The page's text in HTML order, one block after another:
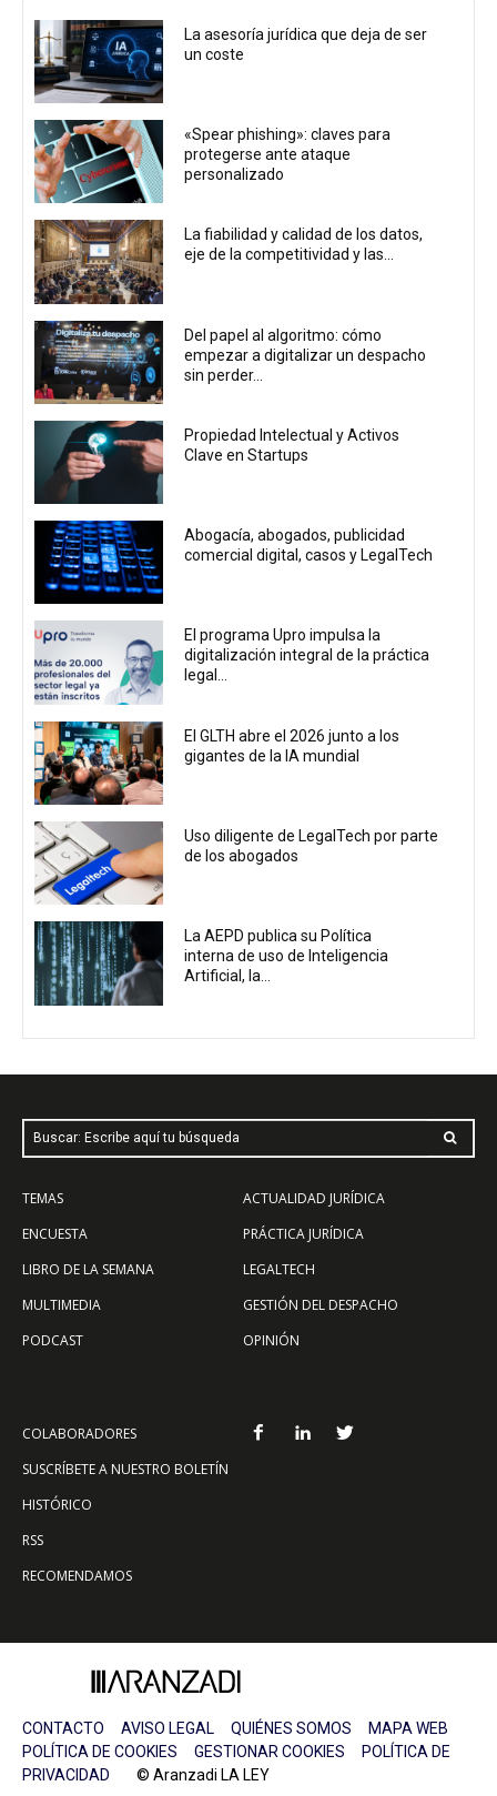
La asesoría jurídica que deja de ser
un coste
«Spear phishing»: claves para
protegerse ante ataque
personalizado
La fiabilidad y calidad de los datos,
eje de la competitividad y las...
Del papel al algoritmo: cómo
empezar a digitalizar un despacho
sin perder...
Propiedad Intelectual y Activos
Clave en Startups
Abogacía, abogados, publicidad
comercial digital, casos y LegalTech
El programa Upro impulsa la
digitalización integral de la práctica
legal...
El GLTH abre el 2026 junto a los
gigantes de la IA mundial
Uso diligente de LegalTech por parte
de los abogados
La AEPD publica su Política
interna de uso de Inteligencia
Artificial, la...
Buscar: Escribe aquí tu búsqueda
TEMAS
ENCUESTA
LIBRO DE LA SEMANA
MULTIMEDIA
PODCAST
ACTUALIDAD JURÍDICA
PRÁCTICA JURÍDICA
LEGALTECH
GESTIÓN DEL DESPACHO
OPINIÓN
COLABORADORES
SUSCRÍBETE A NUESTRO BOLETÍN
HISTÓRICO
RSS
RECOMENDAMOS
CONTACTO AVISO LEGAL QUIÉNES SOMOS
MAPA WEB
POLÍTICA DE COOKIES
GESTIONAR COOKIES
POLÍTICA DE
PRIVACIDAD © Aranzadi LA LEY